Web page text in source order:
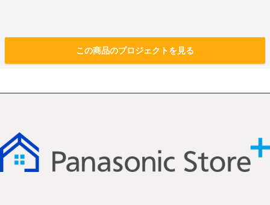
この商品のプロジェクトを見る